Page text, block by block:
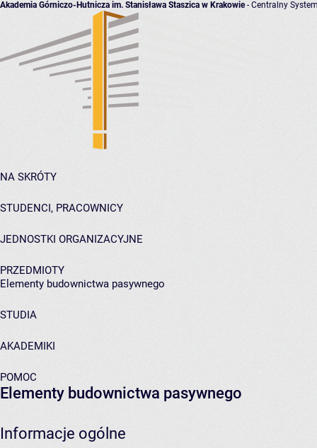
Akademia Górniczo-Hutnicza im. Stanisława Staszica w Krakowie- Centralny
NA SKRÓTY
STUDENCI, PRACOWNICY
JEDNOSTKI ORGANIZACYJNE
PRZEDMIOTY
Elementy budownictwa pasywnego
STUDIA
AKADEMIKI
POMOC
Elementy budownictwa pasywnego
Informacje ogólne